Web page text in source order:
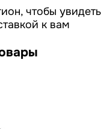
чтобы
к вам